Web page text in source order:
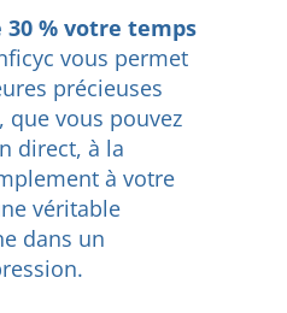
% votre temps
vous permet
précieuses
que vous pouvez
direct, à la
à votre
véritable
dans un